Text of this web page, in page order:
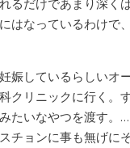
るだけであまり深く
はなっているわけで
娠しているらしいオ
クリニックに行く。
たいなやつを渡す。
チョンに事も無げに